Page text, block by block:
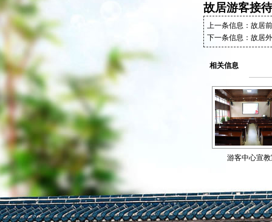
故居游客接
上一条信息： 故居
下一条信息： 故居
相关信息
游客中心宣